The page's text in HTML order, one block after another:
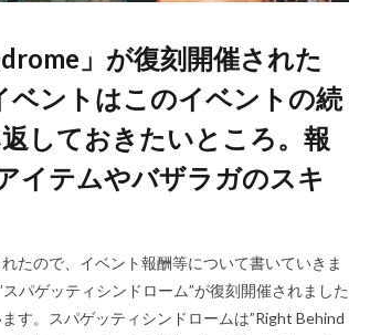
」が復刻開催された
ベントはこのイベントの続
しておきたいところ。報
イテムやバザラガのスキ
たので、イベント報酬等について書いていきま
パゲッティシンドローム”が復刻開催されました
す。スパゲッティシンドロームは”Right Behind